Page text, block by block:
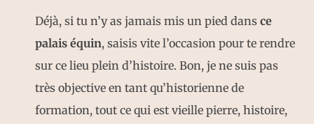
Déjà, si tu n’y as jamais mis un pied dans ce
palais équin, saisis vite l’occasion pour te rendre
sur ce lieu plein d’histoire. Bon, je ne suis pas
très objective en tant qu’historienne de
formation, tout ce qui est vieille pierre, histoire,